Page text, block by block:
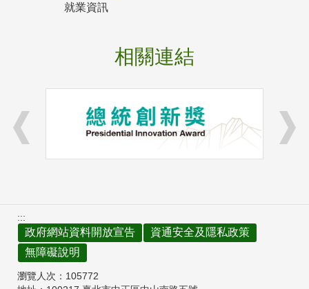
就業資訊
相關連結
:::
政府網站資料開放宣告
資通安全及隱私政策
無障礙說明
瀏覽人次： 105772